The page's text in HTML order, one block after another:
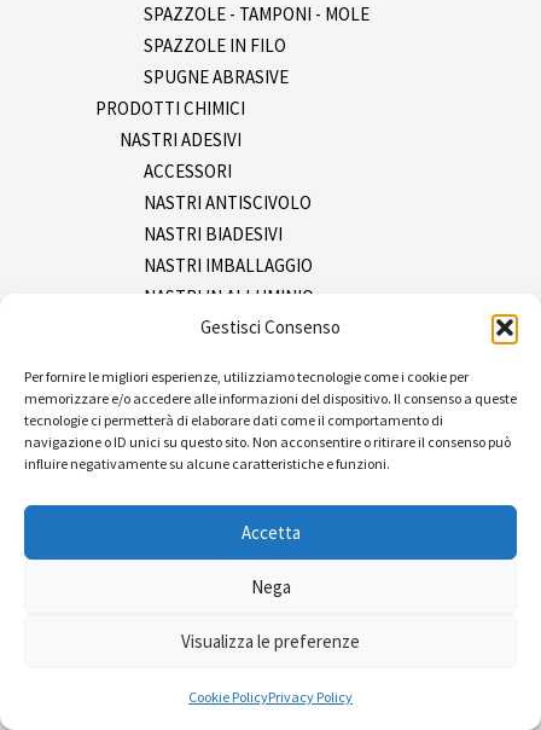
Gestisci Consenso
Per fornire le migliori esperienze, utilizziamo tecnologie come i cookie per
memorizzare e/o accedere alle informazioni del dispositivo. Il consenso a queste
tecnologie ci permetterà di elaborare dati come il comportamento di
navigazione o ID unici su questo sito. Non acconsentire o ritirare il consenso può
influire negativamente su alcune caratteristiche e funzioni.
Accetta
Nega
Visualizza le preferenze
Cookie PolicyPrivacy Policy
SPAZZOLE - TAMPONI - MOLE
SPAZZOLE IN FILO
SPUGNE ABRASIVE
PRODOTTI CHIMICI
NASTRI ADESIVI
ACCESSORI
NASTRI ANTISCIVOLO
NASTRI BIADESIVI
NASTRI IMBALLAGGIO
NASTRI IN ALLUMINIO
NASTRI IN INOX
NASTRI MASCHERATURA
NASTRI SEGNALAZIONE
NASTRI TELATI
Imballaggio e packaging
Reggia e tendireggia